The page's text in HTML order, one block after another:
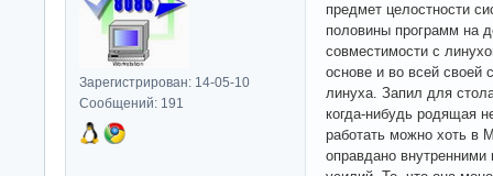
Зарегистрирован: 14-05-10
Сообщений: 191
предмет целостности
половины программ на
совместимости с
основе и во всей своей
линуха. Запил для
когда-нибудь родящая
работать можно хоть в
оправдано